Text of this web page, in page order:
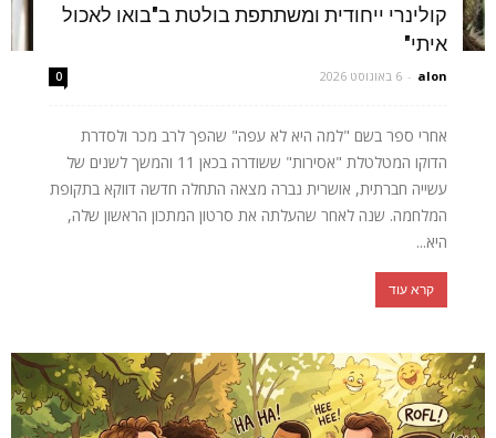
קולינרי ייחודית ומשתתפת בולטת ב"בואו לאכול
איתי"
alon
- 6 באוגוסט 2026 0
אחרי ספר בשם "למה היא לא עפה" שהפך לרב מכר ולסדרת
הדוקו המטלטלת "אסירות" ששודרה בכאן 11 והמשך לשנים של
עשייה חברתית, אושרית נברה מצאה התחלה חדשה דווקא בתקופת
המלחמה. שנה לאחר שהעלתה את סרטון המתכון הראשון שלה,
היא...
קרא עוד